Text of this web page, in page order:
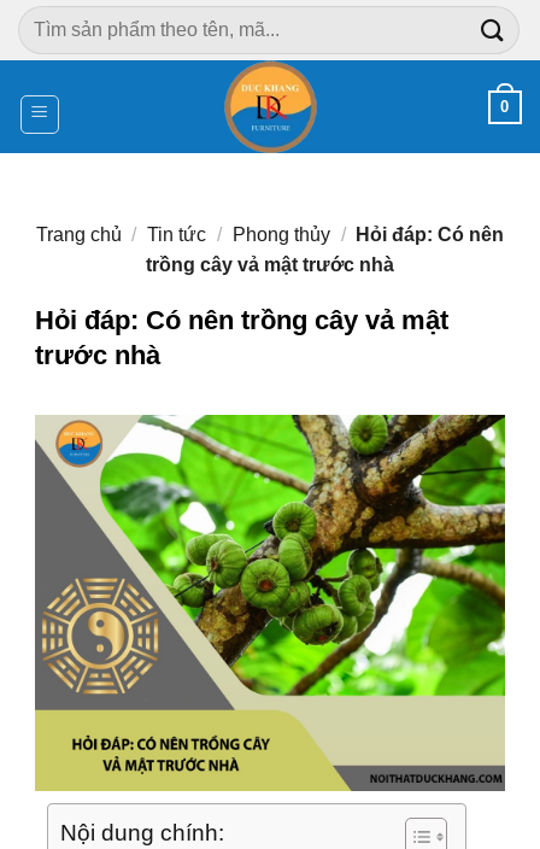
Chuyển
đến
dung
Tìm
kiếm:
0
Trang chủ / Tin tức / Phong thủy /
Hỏi đáp: Có nên
trồng cây vả mật trước nhà
Hỏi đáp: Có nên trồng cây vả mật
trước nhà
Nội dung chính: